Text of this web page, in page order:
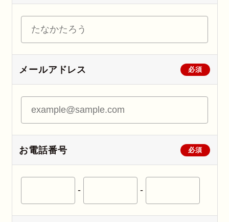
必須
メールアドレス
必須
お電話番号
- -